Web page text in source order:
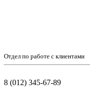
Отдел по работе с клиентами
8 (012) 345-67-89